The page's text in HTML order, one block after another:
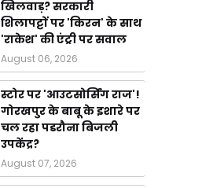
खिलवाड़? सरकारी
शिलापट्टों पर 'किरन' के साथ
'राकेश' की एंट्री पर सवाल
August 06, 2026
स्टोर पर 'आउटसोर्सिंग राज'!
गोरखपुर के बाबू के इशारे पर
चल रहा पडरौना बिजली
उपकेंद्र?
August 07, 2026